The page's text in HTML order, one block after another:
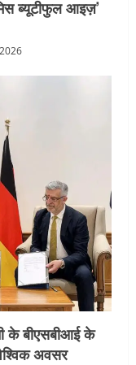
ब्यूटीफुल आइज़’
के बीएसबीआई के
अवसर